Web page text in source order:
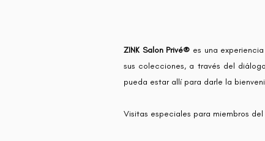
ZINK Salon Privé® es una
sus colecciones, a través del
pueda estar allí para darle la
Visitas especiales para miembros